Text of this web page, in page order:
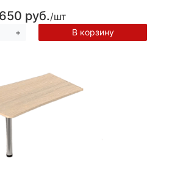
руб./шт
+ В корзину